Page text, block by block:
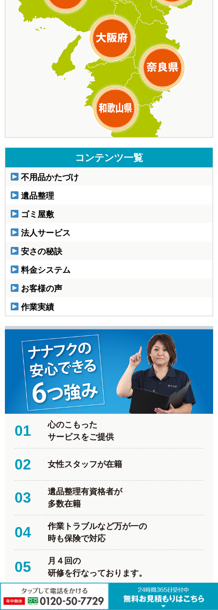
コンテンツ一覧
不用品かたづけ
遺品整理
ゴミ屋敷
法人サービス
安さの秘訣
料金システム
お客様の声
作業実績
01
心のこもった
サービスをご提供
02 女性スタッフが在籍
03
遺品整理有資格者が
多数在籍
04
作業トラブルなど万が一の
時も保険で対応
05
月４回の
研修を行なっております。
06
分かりやすい
料金体系を導入。